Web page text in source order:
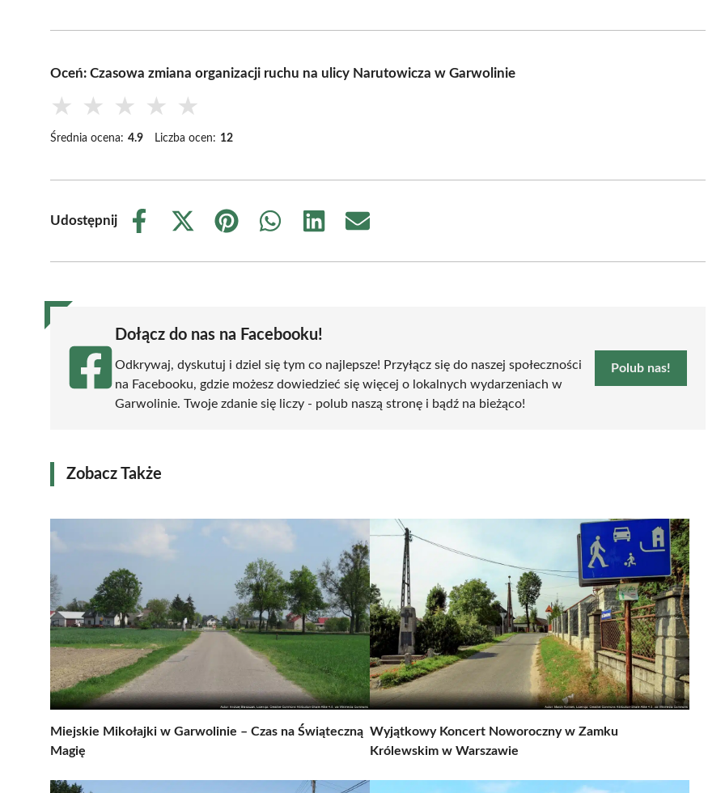
Oceń: Czasowa zmiana organizacji ruchu na ulicy Narutowicza w Garwolinie
★ ★ ★ ★ ★
Średnia ocena: 4.9 Liczba ocen: 12
Udostępnij
Share
Share
(Twitter)
Share
Share
Share
Share
Dołącz do nas na Facebooku!
Odkrywaj, dyskutuj i dziel się tym co najlepsze! Przyłącz się do naszej społeczności
na Facebooku, gdzie możesz dowiedzieć się więcej o lokalnych wydarzeniach w
Garwolinie. Twoje zdanie się liczy - polub naszą stronę i bądź na bieżąco!
Polub nas!
Zobacz Także
Miejskie Mikołajki w Garwolinie – Czas na Świąteczną
Magię
Wyjątkowy Koncert Noworoczny w Zamku
Królewskim w Warszawie